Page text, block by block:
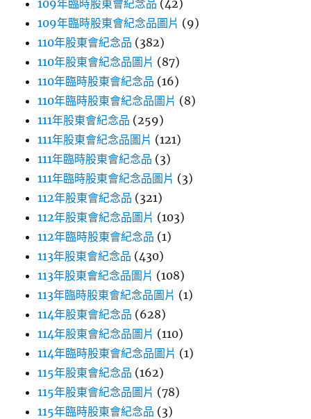
109年臨時股東會紀念品 (42)
109年臨時股東會紀念品圖片 (9)
110年股東會紀念品 (382)
110年股東會紀念品圖片 (87)
110年臨時股東會紀念品 (16)
110年臨時股東會紀念品圖片 (8)
111年股東會紀念品 (259)
111年股東會紀念品圖片 (121)
111年臨時股東會紀念品 (3)
111年臨時股東會紀念品圖片 (3)
112年股東會紀念品 (321)
112年股東會紀念品圖片 (103)
112年臨時股東會紀念品 (1)
113年股東會紀念品 (430)
113年股東會紀念品圖片 (108)
113年臨時股東會紀念品圖片 (1)
114年股東會紀念品 (628)
114年股東會紀念品圖片 (110)
114年臨時股東會紀念品圖片 (1)
115年股東會紀念品 (162)
115年股東會紀念品圖片 (78)
115年臨時股東會紀念品 (3)